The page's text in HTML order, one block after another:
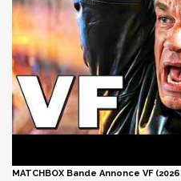
MATCHBOX Bande Annonce VF